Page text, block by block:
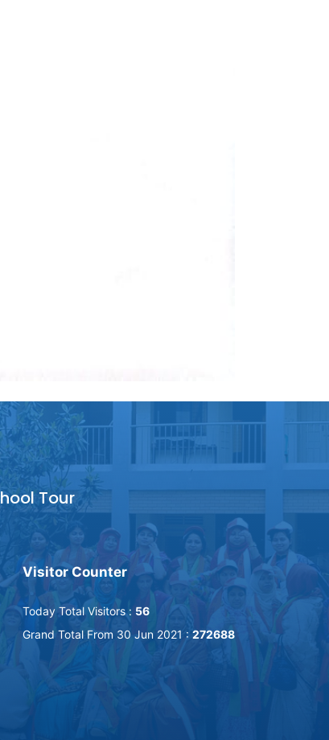
Tour
Visitor Counter
Today Total Visitors : 56
Grand Total From 30 Jun 2021 : 272688